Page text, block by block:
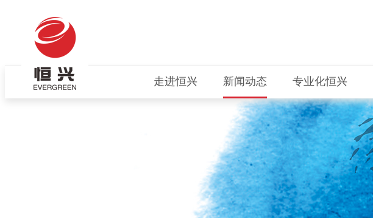
走进恒兴 新闻动态 专业化恒兴